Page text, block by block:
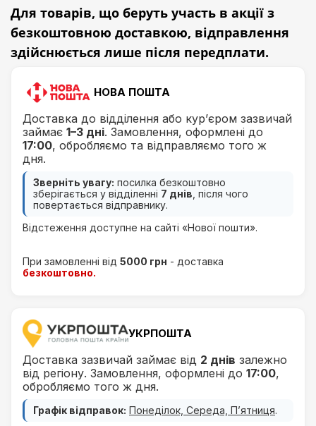
Для товарів, що беруть участь в акції з
безкоштовною доставкою, відправлення
здійснюється лише після передплати.
НОВА ПОШТА
Доставка до відділення або кур’єром зазвичай
займає 1–3 дні. Замовлення, оформлені до
17:00, обробляємо та відправляємо того ж
дня.
Зверніть увагу: посилка безкоштовно
зберігається у відділенні 7 днів , після чого
повертається відправнику.
Відстеження доступне на сайті «Нової пошти».
При замовленні від 5000 грн - доставка
безкоштовно.
УКРПОШТА
Доставка зазвичай займає від 2 днів залежно
від регіону. Замовлення, оформлені до 17:00,
обробляємо того ж дня.
Графік відправок: Понеділок, Середа, П’ятниця.